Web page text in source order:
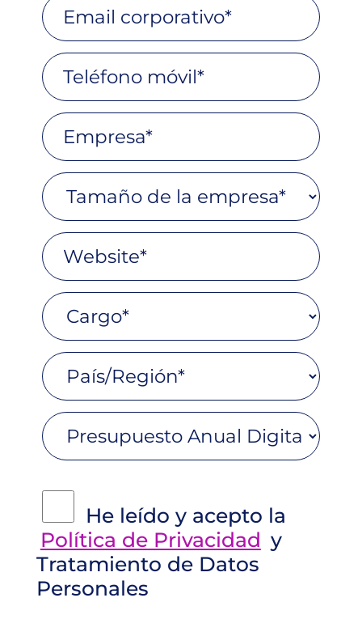
He leído y acepto la
Política de Privacidad y
Tratamiento de Datos
Personales